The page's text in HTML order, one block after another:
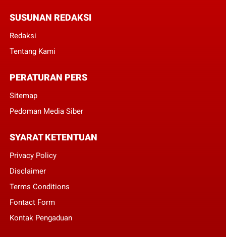
SUSUNAN REDAKSI
Redaksi
Tentang Kami
PERATURAN PERS
Sitemap
Pedoman Media Siber
SYARAT KETENTUAN
Privacy Policy
Disclaimer
Terms Conditions
Fontact Form
Kontak Pengaduan